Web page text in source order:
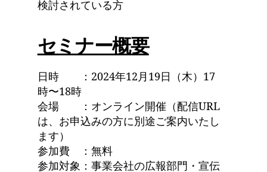
検討されている方
セミナー概要
日時 ：2024年12月19日（木）17
時〜18時
会場 ：オンライン開催（配信URL
は、お申込みの方に別途ご案内いたし
ます）
参加費 ：無料
参加対象：事業会社の広報部門・宣伝